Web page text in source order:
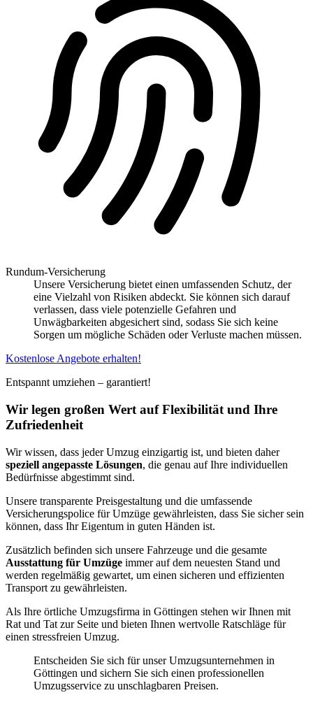
Rundum-Versicherung
Unsere Versicherung bietet einen umfassenden Schutz, der
eine Vielzahl von Risiken abdeckt. Sie können sich darauf
verlassen, dass viele potenzielle Gefahren und
Unwägbarkeiten abgesichert sind, sodass Sie sich keine
Sorgen um mögliche Schäden oder Verluste machen müssen.
Kostenlose Angebote erhalten!
Entspannt umziehen – garantiert!
Wir legen großen Wert auf Flexibilität und Ihre
Zufriedenheit
Wir wissen, dass jeder Umzug einzigartig ist, und bieten daher
speziell angepasste Lösungen, die genau auf Ihre individuellen
Bedürfnisse abgestimmt sind.
Unsere transparente Preisgestaltung und die umfassende
Versicherungspolice für Umzüge gewährleisten, dass Sie sicher sein
können, dass Ihr Eigentum in guten Händen ist.
Zusätzlich befinden sich unsere Fahrzeuge und die gesamte
Ausstattung für Umzüge immer auf dem neuesten Stand und
werden regelmäßig gewartet, um einen sicheren und effizienten
Transport zu gewährleisten.
Als Ihre örtliche Umzugsfirma in Göttingen stehen wir Ihnen mit
Rat und Tat zur Seite und bieten Ihnen wertvolle Ratschläge für
einen stressfreien Umzug.
Entscheiden Sie sich für unser Umzugsunternehmen in
Göttingen und sichern Sie sich einen professionellen
Umzugsservice zu unschlagbaren Preisen.